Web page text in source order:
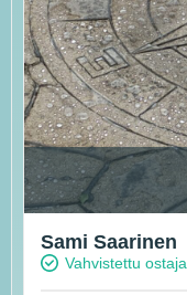
Sami Saarinen
Vahvistettu ostaja